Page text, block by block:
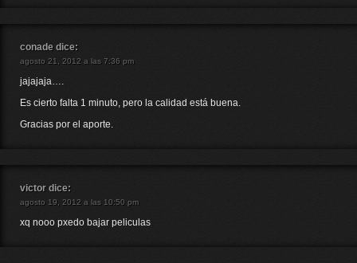
conade dice:
agosto 21, 2012 a las 7:36 pm
jajajaja….
Es cierto falta 1 minuto, pero la calidad está buena.
Gracias por el aporte.
victor dice:
agosto 19, 2012 a las 10:50 pm
xq nooo pxedo bajar peliculas